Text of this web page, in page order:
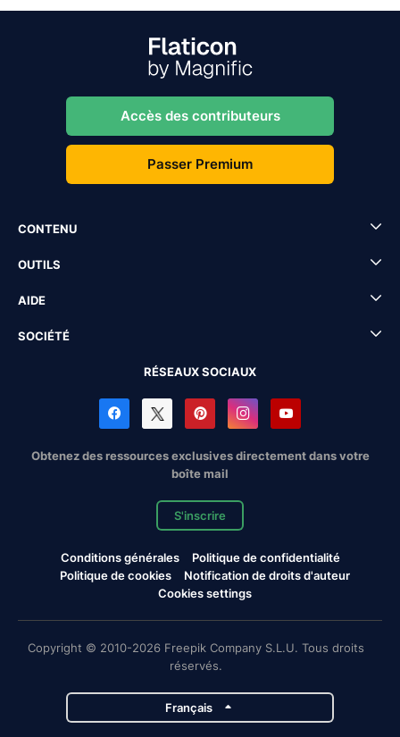
Accès des contributeurs
Passer Premium
CONTENU
OUTILS
AIDE
SOCIÉTÉ
RÉSEAUX SOCIAUX
Obtenez des ressources exclusives directement dans votre
boîte mail
S'inscrire
Conditions générales
Politique de confidentialité
Politique de cookies
Notification de droits d'auteur
Cookies settings
Copyright © 2010-2026 Freepik Company S.L.U. Tous droits
réservés.
Français